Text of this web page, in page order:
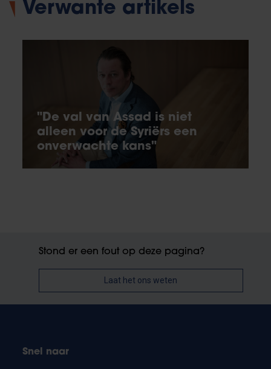
Verwante artikels
"De val van Assad is niet
alleen voor de Syriërs een
onverwachte kans"
Stond er een fout op deze pagina?
Laat het ons weten
Snel naar